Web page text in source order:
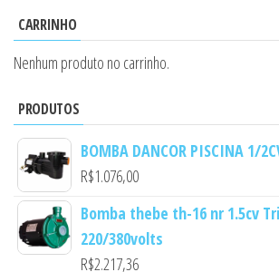
CARRINHO
Nenhum produto no carrinho.
PRODUTOS
BOMBA DANCOR PISCINA 1/
R$1.076,00
Bomba thebe th-16 nr 1.5cv
220/380volts
R$2.217,36